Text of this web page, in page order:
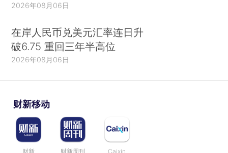
2026年08月06日
在岸人民币兑美元汇率连日升
破6.75 重回三年半高位
2026年08月06日
财新移动
财新 财新周刊 Caixin